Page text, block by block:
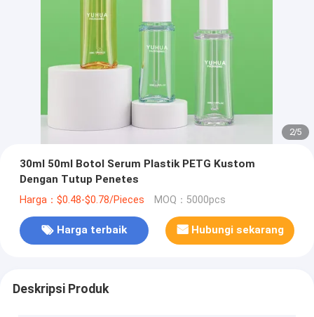
2/5
30ml 50ml Botol Serum Plastik PETG Kustom
Dengan Tutup Penetes
Harga：$0.48-$0.78/Pieces MOQ：5000pcs
Harga terbaik Hubungi sekarang
Deskripsi Produk